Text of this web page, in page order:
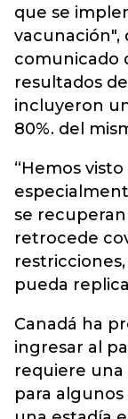
que se
vacunación",
comunicado
resultados
incluyeron
80%. del
“Hemos
se
retrocede
pueda
Canadá ha
ingresar al
requiere una
para